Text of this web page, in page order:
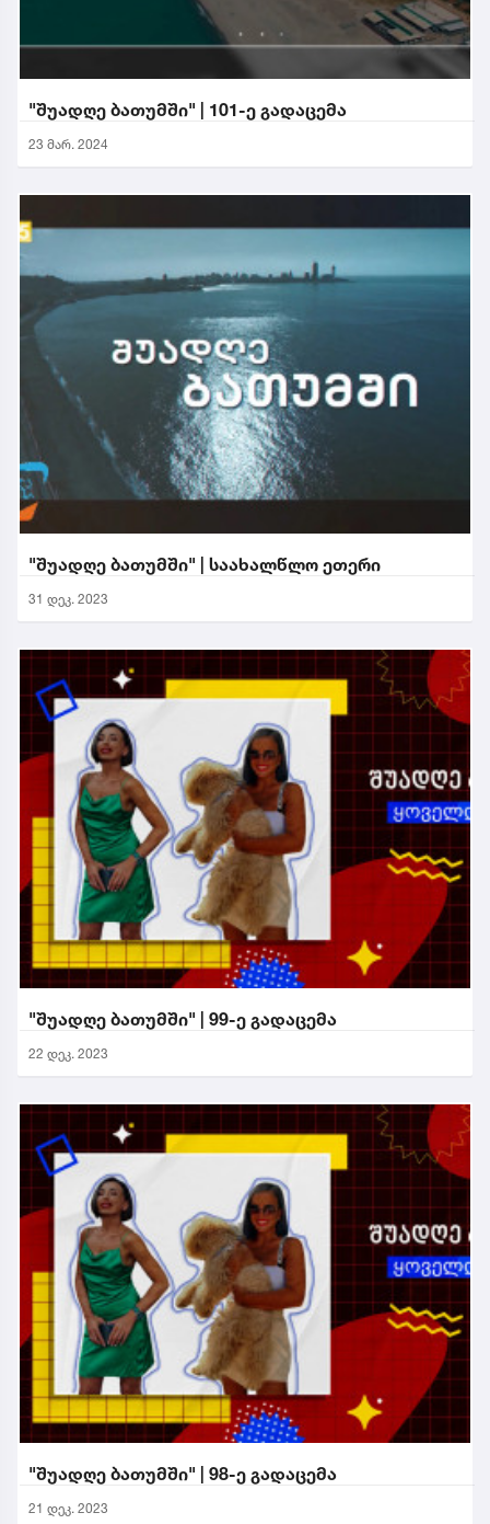
"შუადღე ბათუმში" | 101-ე გადაცემა
23 მარ. 2024
"შუადღე ბათუმში" | საახალწლო ეთერი
31 დეკ. 2023
"შუადღე ბათუმში" | 99-ე გადაცემა
22 დეკ. 2023
"შუადღე ბათუმში" | 98-ე გადაცემა
21 დეკ. 2023